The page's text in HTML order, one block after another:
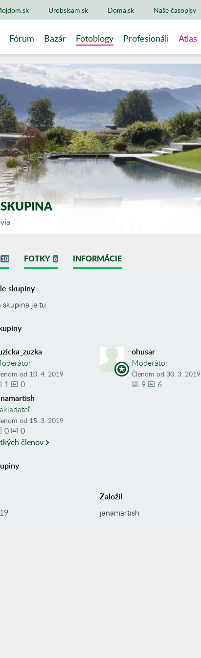
Urobsisam.sk Doma.sk Naše časopisy
Fórum Bazár Fotoblogy Profesionáli Atlas
10 FOTKY 6 INFORMÁCIE
skupiny
skupina je tu
Moderátor
od 10. 4. 2019
1 0
ohusar
Moderátor
Členom od 30. 3. 2019
9
6
Zakladateľ
od 15. 3. 2019
0
0
členov
Založil
janamartish